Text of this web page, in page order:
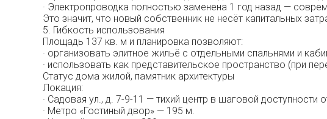
· Электропроводка полностью заменена 1 год назад —
Это значит, что новый собственник не несёт капитальных
5. Гибкость использования
Площадь 137 кв. м и планировка позволяют:
· организовать элитное жильё с отдельными спальнями и
· использовать как представительское пространство (при
Статус дома жилой, памятник архитектуры
Локация:
· Садовая ул., д. 7-9-11 — тихий центр в шаговой доступности
· Метро «Гостиный двор» — 195 м.